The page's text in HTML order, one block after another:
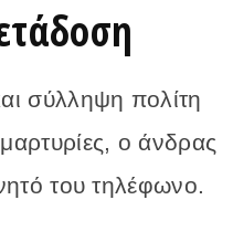
σύλληψη πολίτη
ο άνδρας
του τηλέφωνο.